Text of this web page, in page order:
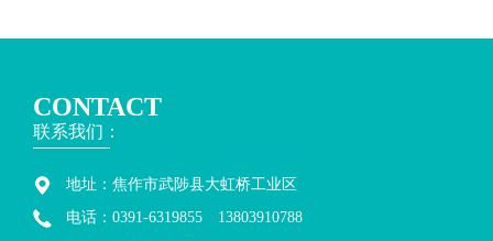
CONTACT
联系我们：
地址：焦作市武陟县大虹桥工业区
电话：0391-6319855 13803910788